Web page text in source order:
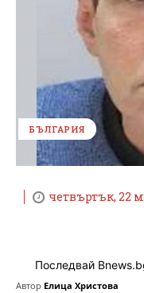
БЪЛГАРИЯ
четвъртък, 22
Последвай
Автор Елица Христова